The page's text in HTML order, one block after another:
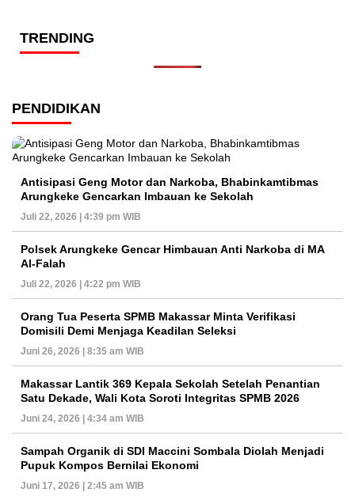
TRENDING
PENDIDIKAN
Antisipasi Geng Motor dan Narkoba, Bhabinkamtibmas
Arungkeke Gencarkan Imbauan ke Sekolah
Juli 22, 2026 | 4:39 pm WIB
Polsek Arungkeke Gencar Himbauan Anti Narkoba di MA
Al-Falah
Juli 22, 2026 | 4:22 pm WIB
Orang Tua Peserta SPMB Makassar Minta Verifikasi
Domisili Demi Menjaga Keadilan Seleksi
Juni 26, 2026 | 8:35 am WIB
Makassar Lantik 369 Kepala Sekolah Setelah Penantian
Satu Dekade, Wali Kota Soroti Integritas SPMB 2026
Juni 24, 2026 | 4:34 am WIB
Sampah Organik di SDI Maccini Sombala Diolah Menjadi
Pupuk Kompos Bernilai Ekonomi
Juni 17, 2026 | 2:45 am WIB